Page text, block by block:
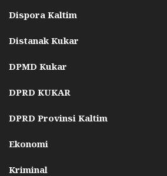
Dispora Kaltim
Distanak Kukar
DPMD Kukar
DPRD KUKAR
DPRD Provinsi Kaltim
Ekonomi
Kriminal